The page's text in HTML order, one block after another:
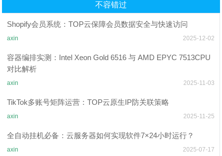
不容错过
Shopify会员系统：TOP云保障会员数据安全与快速访问
axin 2025-12-02
容器编排实测：Intel Xeon Gold 6516 与 AMD EPYC 7513CPU
对比解析
axin 2025-11-03
TikTok多账号矩阵运营：TOP云原生IP防关联策略
axin 2025-11-25
全自动挂机必备：云服务器如何实现软件7×24小时运行？
axin 2025-07-17